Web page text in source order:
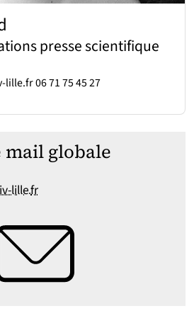
presse scientifique
06 71 75 45 27
mail globale
lille[point]
fr